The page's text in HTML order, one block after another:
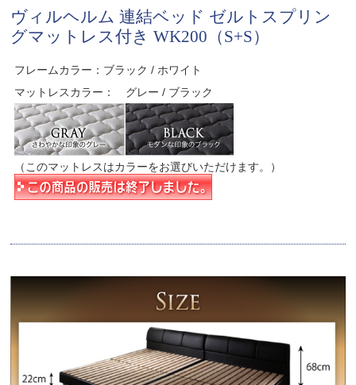
ヴィルヘルム 連結ベッド ゼルトスプリン
グマットレス付き WK200（S+S）
フレームカラー：ブラック / ホワイト
マットレスカラー： グレー / ブラック
（このマットレスはカラーをお選びいただけます。）